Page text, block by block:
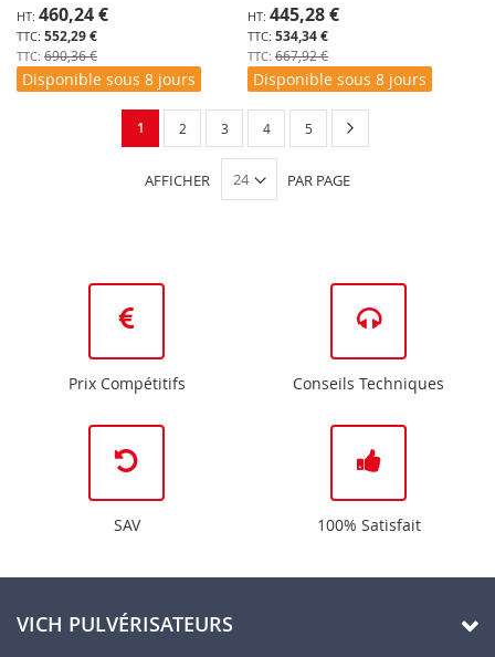
Spécial552,29 €
460,24 €
690,36 €
Disponible sous 8 jours
Spécial534,34 €
445,28 €
667,92 €
Disponible sous 8 jours
Page
Vous
1 Page
2 Page
3 Page
4 Page
5
AFFICHER PAR PAGE
Prix Compétitifs Conseils Techniques
SAV 100% Satisfait
VICH PULVÉRISATEURS